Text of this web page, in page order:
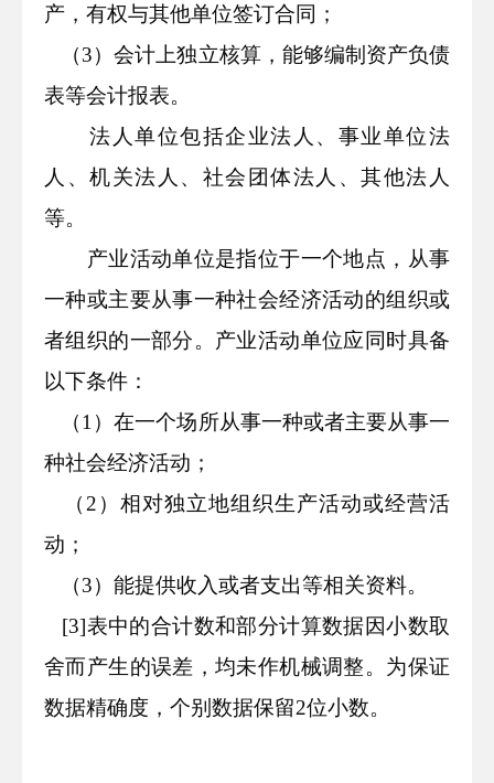
产，有权与其他单位签订合同；
（3）会计上独立核算，能够编制资产负债
表等会计报表。
法人单位包括企业法人、事业单位法
人、机关法人、社会团体法人、其他法人
等。
产业活动单位是指位于一个地点，从事
一种或主要从事一种社会经济活动的组织或
者组织的一部分。产业活动单位应同时具备
以下条件：
（1 ）在一个场所从事一种或者主要从事一
种社会经济活动；
（ 2 ）相对独立地组织生产活动或经营活
动；
（3）能提供收入或者支出等相关资料。
[3]表中的合计数和部分计算数据因小数取
舍而产生的误差，均未作机械调整。为保证
数据精确度，个别数据保留2位小数。